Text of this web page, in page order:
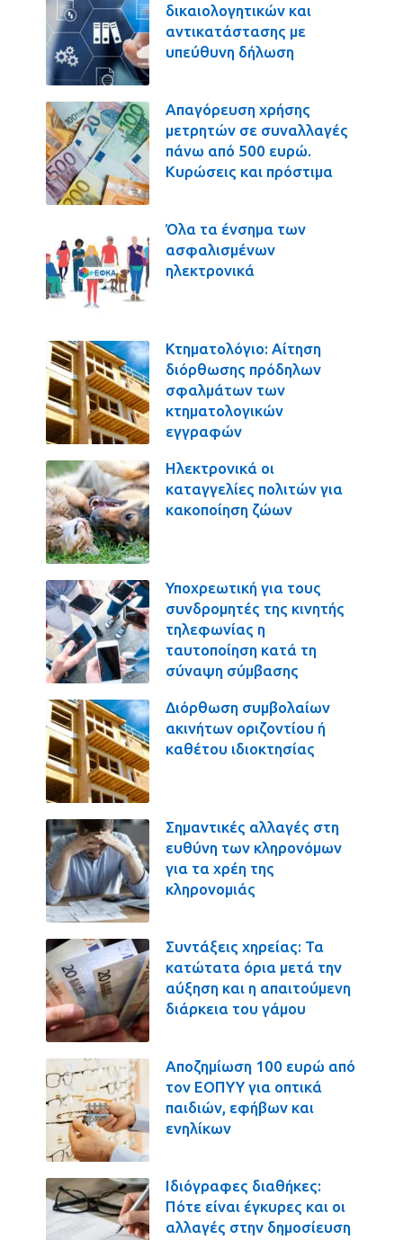
δικαιολογητικών και
αντικατάστασης με
υπεύθυνη δήλωση
Απαγόρευση χρήσης
μετρητών σε συναλλαγές
πάνω από 500 ευρώ.
Κυρώσεις και πρόστιμα
Όλα τα ένσημα των
ασφαλισμένων
ηλεκτρονικά
Κτηματολόγιο: Αίτηση
διόρθωσης πρόδηλων
σφαλμάτων των
κτηματολογικών
εγγραφών
Ηλεκτρονικά οι
καταγγελίες πολιτών για
κακοποίηση ζώων
Υποχρεωτική για τους
συνδρομητές της κινητής
τηλεφωνίας η
ταυτοποίηση κατά τη
σύναψη σύμβασης
Διόρθωση συμβολαίων
ακινήτων οριζοντίου ή
καθέτου ιδιοκτησίας
Σημαντικές αλλαγές στη
ευθύνη των κληρονόμων
για τα χρέη της
κληρονομιάς
Συντάξεις χηρείας: Τα
κατώτατα όρια μετά την
αύξηση και η απαιτούμενη
διάρκεια του γάμου
Αποζημίωση 100 ευρώ από
τον ΕΟΠΥΥ για οπτικά
παιδιών, εφήβων και
ενηλίκων
Ιδιόγραφες διαθήκες:
Πότε είναι έγκυρες και οι
αλλαγές στην δημοσίευση